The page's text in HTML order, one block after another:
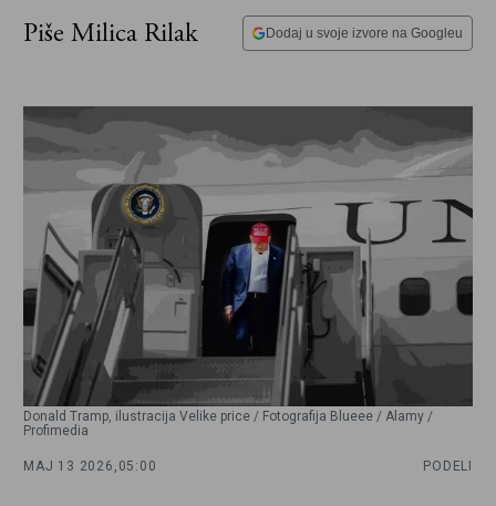
Piše Milica Rilak
Dodaj u svoje izvore na Googleu
Donald Tramp, ilustracija Velike price / Fotografija Blueee / Alamy /
Profimedia
MAJ 13 2026, 05:00 PODELI